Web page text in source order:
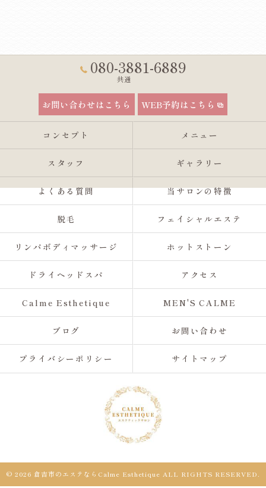
080-3881-6889
共通
お問い合わせはこちら WEB予約はこちら
コンセプト メニュー
スタッフ ギャラリー
よくある質問 当サロンの特徴
脱毛 フェイシャルエステ
リンパボディマッサージ ホットストーン
ドライヘッドスパ アクセス
Calme Esthetique MEN'S CALME
ブログ お問い合わせ
プライバシーポリシー サイトマップ
© 2026 倉吉市のエステならCalme Esthetique ALL RIGHTS RESERVED.